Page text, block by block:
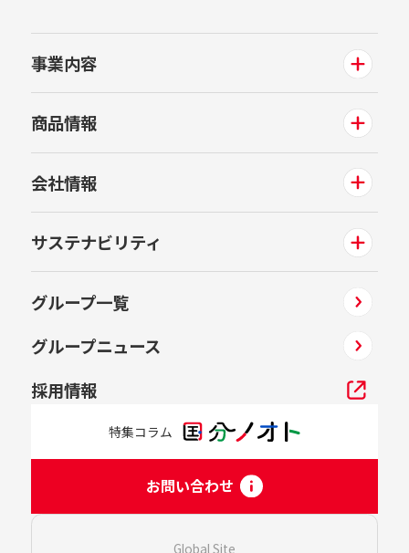
事業内容
商品情報
会社情報
サステナビリティ
グループ一覧
グループニュース
採用情報
特集コラム
お問い合わせ
Global Site